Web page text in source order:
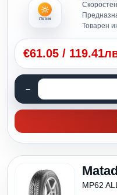
Летни
Товарен
€61.05 /
MP62